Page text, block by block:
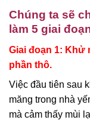
Chúng ta sẽ
làm 5 giai
Giai đoạn 1: Khử
phần thô.
Việc đầu tiên sau
măng trong nhà
mà cảm thấy mùi